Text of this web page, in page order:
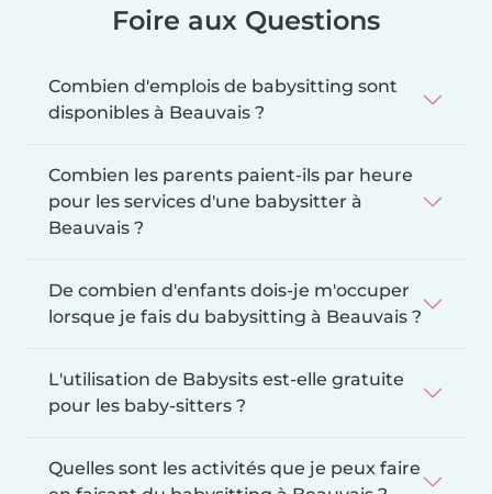
Foire aux Questions
Combien d'emplois de babysitting sont
disponibles à Beauvais ?
Combien les parents paient-ils par heure
pour les services d'une babysitter à
Beauvais ?
De combien d'enfants dois-je m'occuper
lorsque je fais du babysitting à Beauvais ?
L'utilisation de Babysits est-elle gratuite
pour les baby-sitters ?
Quelles sont les activités que je peux faire